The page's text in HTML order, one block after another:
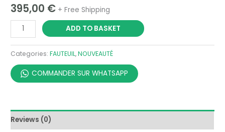
395,00 € + Free Shipping
ADD TO BASKET
Categories:FAUTEUIL,NOUVEAUTÉ
COMMANDER SUR WHATSAPP
Reviews (0)